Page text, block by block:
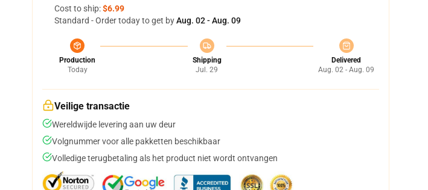
Cost to ship:$6.99
Standard - Order today to get byAug. 02 - Aug. 09
Production
Today
Shipping
Jul. 29
Delivered
Aug. 02 - Aug. 09
Veilige transactie
Wereldwijde levering aan uw deur
Volgnummer voor alle pakketten beschikbaar
Volledige terugbetaling als het product niet wordt ontvangen